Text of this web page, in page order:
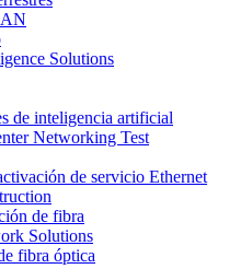
Solutions
de inteligencia artificial
Networking Test
de servicio Ethernet
de fibra
Solutions
fibra óptica